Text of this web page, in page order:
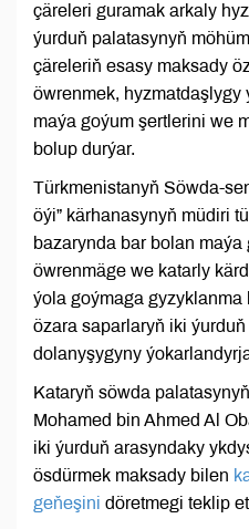
çäreleri guramak arkaly
ýurduň palatasynyň
çäreleriň esasy maksady
öwrenmek, hyzmatdaşlygy
maýa goýum şertlerini we
bolup durýar.
Türkmenistanyň Söwda-
öýi” kärhanasynyň müdiri
bazarynda bar bolan
öwrenmäge we katarly
ýola goýmaga
özara saparlaryň iki
dolanyşygyny
Kataryň söwda
Mohamed bin Ahmed Al
iki ýurduň arasyndaky
ösdürmek maksady bilen
geňeşini döretmegi teklip